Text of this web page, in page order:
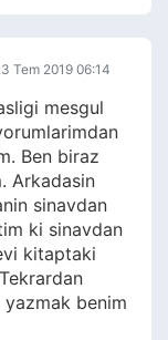
Tem 2019 06:14
mesgul
Ben biraz
Arkadasin
sinavdan
ki sinavdan
kitaptaki
benim